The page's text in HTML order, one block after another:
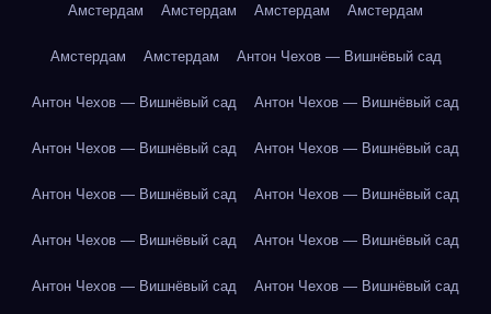
Амстердам Амстердам Амстердам Амстердам
Амстердам Амстердам Антон Чехов — Вишнёвый сад
Антон Чехов — Вишнёвый сад Антон Чехов — Вишнёвый сад
Антон Чехов — Вишнёвый сад Антон Чехов — Вишнёвый сад
Антон Чехов — Вишнёвый сад Антон Чехов — Вишнёвый сад
Антон Чехов — Вишнёвый сад Антон Чехов — Вишнёвый сад
Антон Чехов — Вишнёвый сад Антон Чехов — Вишнёвый сад